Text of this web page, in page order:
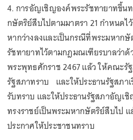
4. การอัญเชิญองค์พระรัชทายาทขึ้น
กษัตริย์สืบไปตามมาตรา 21 กำหนดไ
หากว่างลงและเป็นกรณีที่พระมหาก
รัชทายาทไว้ตามกฎมณเฑียรบาลว่า
พระพุทธศักราช 2467 แล้ว ให้คณะรั
รัฐสภาทราบ และให้ประธานรัฐสภา
รับทราบ และให้ประธานรัฐสภาอัญเ
ทรงราชย์เป็นพระมหากษัตริย์สืบไป แ
ประกาศให้ประชาชนทราบ